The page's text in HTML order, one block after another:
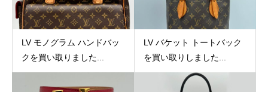
LV モノグラム ハンドバッ
クを買い取りました...
LV バケット トートバック
を買い取りしました...